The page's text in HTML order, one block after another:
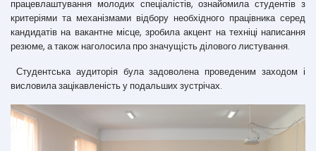
працевлаштування молодих спеціалістів, ознайомила студентів з
критеріями та механізмами відбору необхідного працівника серед
кандидатів на вакантне місце, зробила акцент на техніці написання
резюме, а також наголосила про значущість ділового листування.
Студентська аудиторія була задоволена проведеним заходом і
висловила зацікавленість у подальших зустрічах.